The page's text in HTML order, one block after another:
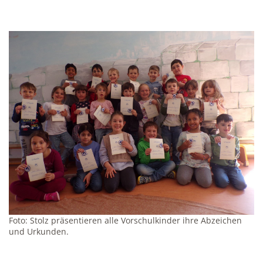
Foto: Stolz präsentieren alle Vorschulkinder ihre Abzeichen
und Urkunden.